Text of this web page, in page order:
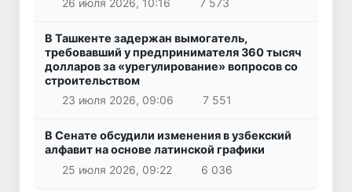
В Ташкенте задержан вымогатель,
требовавший у предпринимателя 360 тысяч
долларов за «урегулирование» вопросов со
строительством
23 июля 2026, 09:06
7 551
В Сенате обсудили изменения в узбекский
алфавит на основе латинской графики
25 июля 2026, 09:22
6 036